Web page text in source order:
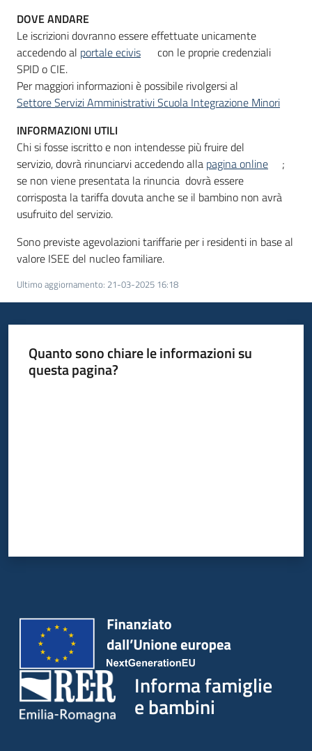
DOVE ANDARE
Le iscrizioni dovranno essere effettuate unicamente
accedendo al portale ecivis
con le proprie credenziali
SPID o CIE.
Per maggiori informazioni è possibile rivolgersi al
Settore Servizi Amministrativi Scuola Integrazione Minori
INFORMAZIONI UTILI
Chi si fosse iscritto e non intendesse più fruire del
servizio, dovrà rinunciarvi accedendo alla pagina online
;
se non viene presentata la rinuncia dovrà essere
corrisposta la tariffa dovuta anche se il bambino non avrà
usufruito del servizio.
Sono previste agevolazioni tariffarie per i residenti in base al
valore ISEE del nucleo familiare.
Ultimo aggiornamento: 21-03-2025 16:18
Quanto sono chiare le informazioni su
questa pagina?
Informa famiglie
e bambini